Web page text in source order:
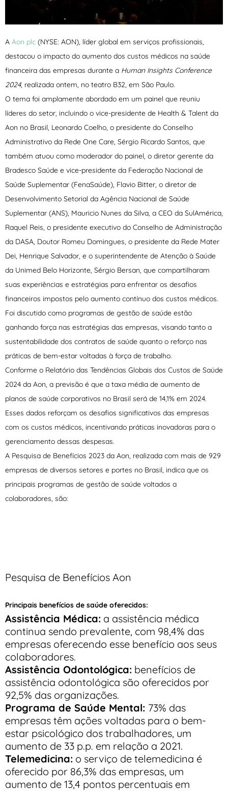
A Aon plc (NYSE: AON), líder global em serviços profissionais,
destacou o impacto do aumento dos custos médicos na saúde
financeira das empresas durante a Human Insights Conference
2024, realizada ontem, no teatro B32, em São Paulo.
O tema foi amplamente abordado em um painel que reuniu
líderes do setor, incluindo o vice-presidente de Health & Talent da
Aon no Brasil, Leonardo Coelho, o presidente do Conselho
Administrativo da Rede One Care, Sérgio Ricardo Santos, que
também atuou como moderador do painel, o diretor gerente da
Bradesco Saúde e vice-presidente da Federação Nacional de
Saúde Suplementar (FenaSaúde), Flavio Bitter, o diretor de
Desenvolvimento Setorial da Agência Nacional de Saúde
Suplementar (ANS), Mauricio Nunes da Silva, a CEO da SulAmérica,
Raquel Reis, o presidente executivo do Conselho de Administração
da DASA, Doutor Romeu Domingues, o presidente da Rede Mater
Dei, Henrique Salvador, e o superintendente de Atenção à Saúde
da Unimed Belo Horizonte, Sérgio Bersan, que compartilharam
suas experiências e estratégias para enfrentar os desafios
financeiros impostos pelo aumento contínuo dos custos médicos.
Foi discutido como programas de gestão de saúde estão
ganhando força nas estratégias das empresas, visando tanto a
sustentabilidade dos contratos de saúde quanto o reforço nas
práticas de bem-estar voltadas à força de trabalho.
Conforme o Relatório das Tendências Globais dos Custos de Saúde
2024 da Aon, a previsão é que a taxa média de aumento de
planos de saúde corporativos no Brasil será de 14,1% em 2024.
Esses dados reforçam os desafios significativos das empresas
com os custos médicos, incentivando práticas inovadoras para o
gerenciamento dessas despesas.
A Pesquisa de Benefícios 2023 da Aon, realizada com mais de 929
empresas de diversos setores e portes no Brasil, indica que os
principais programas de gestão de saúde voltados a
colaboradores, são:
Pesquisa de Benefícios Aon
Principais benefícios de saúde oferecidos:
Assistência Médica: a assistência médica
continua sendo prevalente, com 98,4% das
empresas oferecendo esse benefício aos seus
colaboradores.
Assistência Odontológica: benefícios de
assistência odontológica são oferecidos por
92,5% das organizações.
Programa de Saúde Mental: 73% das
empresas têm ações voltadas para o bem-
estar psicológico dos trabalhadores, um
aumento de 33 p.p. em relação a 2021.
Telemedicina: o serviço de telemedicina é
oferecido por 86,3% das empresas, um
aumento de 13,4 pontos percentuais em